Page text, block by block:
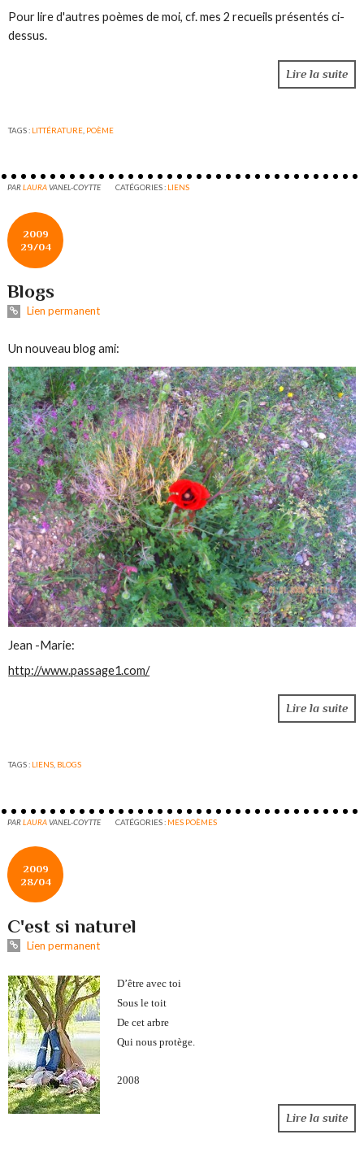
Pour lire d'autres poèmes de moi, cf. mes 2 recueils présentés ci-
dessus.
Lire la suite
TAGS : LITTÉRATURE POÈME
PARLAURAVANEL-COYTTE CATÉGORIES : LIENS
2009
29/04
Blogs
Lien permanent
Un nouveau blog ami:
Jean -Marie:
http://www.passage1.com/
Lire la suite
TAGS : LIENS BLOGS
PARLAURAVANEL-COYTTE CATÉGORIES : MES POÈMES
2009
28/04
C'est si naturel
Lien permanent
D’être avec toi
Sous le toit
De cet arbre
Qui nous protège.
2008
Lire la suite